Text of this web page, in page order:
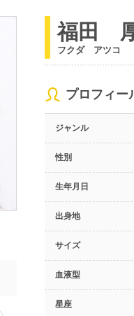
福田
フクダ アツコ
プロフィー
ジャンル
性別
生年月日
出身地
サイズ
血液型
星座